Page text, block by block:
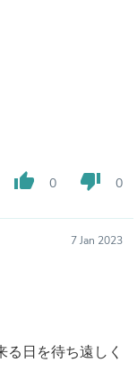
thumb_up 0 thumb_down 0
7 Jan 2023
日を待ち遠しく